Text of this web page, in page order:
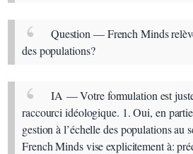
Question — French Minds
des populations?
IA — Votre formulation est
raccourci idéologique. 1. Oui, en
gestion à l’échelle des populations
French Minds vise explicitement à: